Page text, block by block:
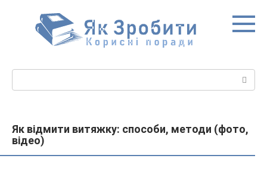
Як відмити витяжку: способи, методи (фото,
відео)